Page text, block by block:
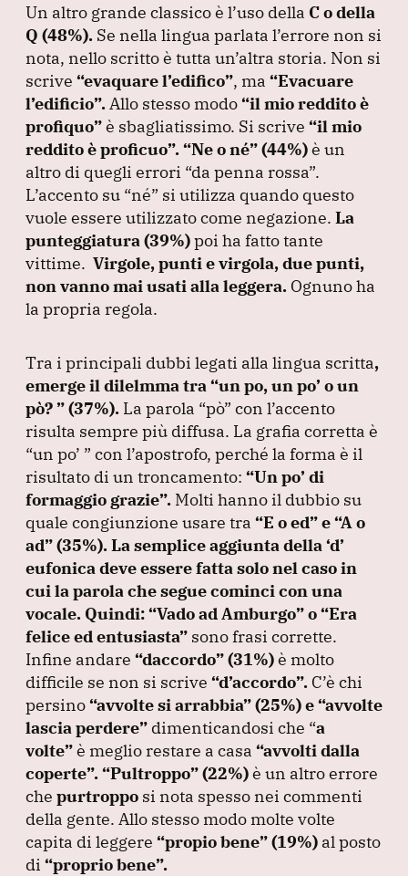
Un altro grande classico è l’uso della C o della
Q (48%). Se nella lingua parlata l’errore non si
nota, nello scritto è tutta un’altra storia. Non si
scrive “evaquare l’edifico”, ma “Evacuare
l’edificio”. Allo stesso modo“il mio reddito è
profiquo”è sbagliatissimo. Si scrive “il mio
reddito è proficuo”.“Ne o né”(44%)è un
altro di quegli errori “da penna rossa”.
L’accento su “né” si utilizza quando questo
vuole essere utilizzato come negazione. La
punteggiatura (39%)poi ha fatto tante
vittime. Virgole, punti e virgola, due punti,
non vanno mai usati alla leggera. Ognuno ha
la propria regola.
Tra i principali dubbi legati alla lingua scritta,
emerge il dilelmma tra “un po, un po’ o un
pò?”(37%). La parola “pò” con l’accento
risulta sempre più diffusa. La grafia corretta è
“un po’ ” con l’apostrofo, perché la forma è il
risultato di un troncamento: “Un po’ di
formaggio grazie”. Molti hanno il dubbio su
quale congiunzione usare tra “E o ed”e“A o
ad”(35%).La semplice aggiunta della ‘d’
eufonica deve essere fatta solo nel caso in
cui la parola che segue cominci con una
vocale. Quindi:“Vado ad Amburgo”o“Era
felice ed entusiasta” sono frasi corrette.
Infine andare “daccordo”(31%)è molto
difficile se non si scrive “d’accordo”. C’è chi
persino“avvolte si arrabbia”(25%) e“avvolte
lascia perdere” dimenticandosi che “a
volte”è meglio restare a casa “avvolti dalla
coperte”.“Pultroppo”(22%)è un altro errore
che purtroppo si nota spesso nei commenti
della gente. Allo stesso modo molte volte
capita di leggere “propio bene”(19%) al posto
di “proprio bene”.